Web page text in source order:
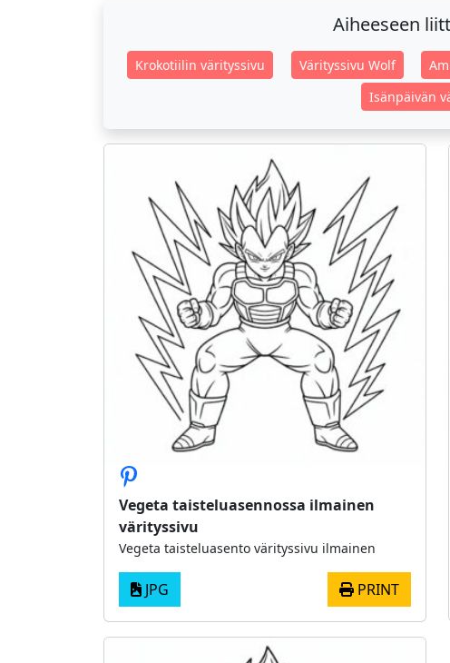
Aiheeseen
Krokotiilin värityssivu Värityssivu Wolf
Isänpäivän
Vegeta taisteluasennossa ilmainen
värityssivu
Vegeta taisteluasento värityssivu ilmainen
JPG PRINT